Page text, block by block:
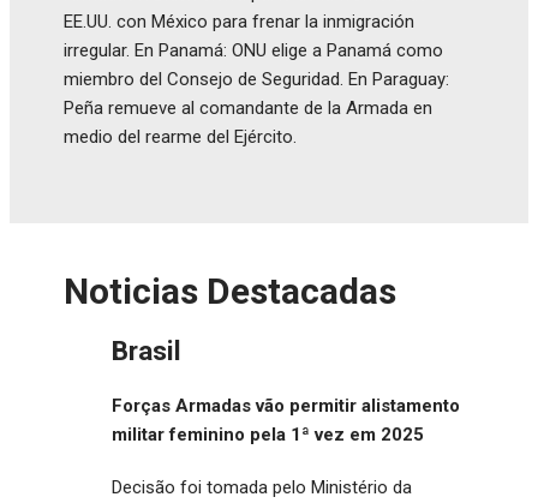
EE.UU. con México para frenar la inmigración
irregular. En Panamá: ONU elige a Panamá como
miembro del Consejo de Seguridad. En Paraguay:
Peña remueve al comandante de la Armada en
medio del rearme del Ejército.
Noticias Destacadas
Brasil
Forças Armadas vão permitir alistamento
militar feminino pela 1ª vez em 2025
Decisão foi tomada pelo Ministério da